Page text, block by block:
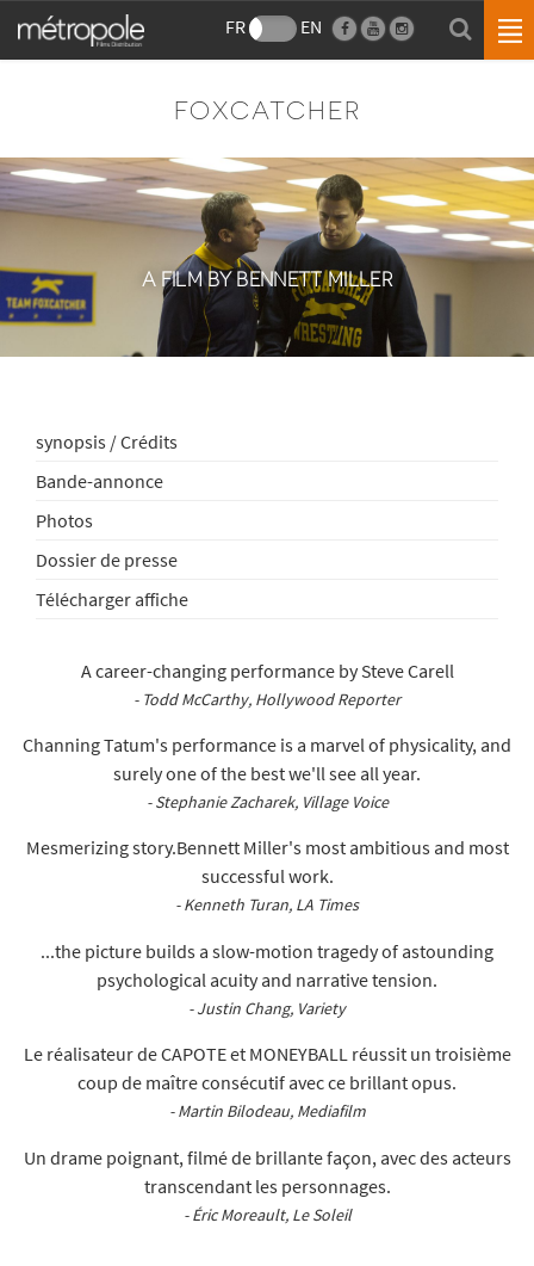
FR EN
FOXCATCHER
A FILM BY BENNETT MILLER
synopsis / Crédits
Bande-annonce
Photos
Dossier de presse
Télécharger affiche
A career-changing performance by Steve Carell
- Todd McCarthy, Hollywood Reporter
Channing Tatum's performance is a marvel of physicality, and
surely one of the best we'll see all year.
- Stephanie Zacharek, Village Voice
Mesmerizing story.Bennett Miller's most ambitious and most
successful work.
- Kenneth Turan, LA Times
...the picture builds a slow-motion tragedy of astounding
psychological acuity and narrative tension.
- Justin Chang, Variety
Le réalisateur de CAPOTE et MONEYBALL réussit un troisième
coup de maître consécutif avec ce brillant opus.
- Martin Bilodeau, Mediafilm
Un drame poignant, filmé de brillante façon, avec des acteurs
transcendant les personnages.
- Éric Moreault, Le Soleil